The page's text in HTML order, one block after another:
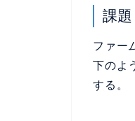
課
ファー
下のよ
する。